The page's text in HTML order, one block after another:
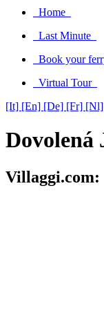
Home
Last Minute
Book your
Virtual Tour
[It] [En] [De] [Fr] [Nl]
Dovolená
Villaggi.com: